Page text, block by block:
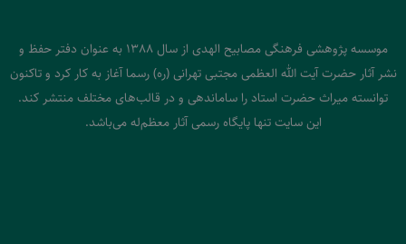
موسسه پژوهشی فرهنگی مصابیح الهدی از سال 1388 به عنوان دفتر حفظ و
نشر آثار حضرت آیت الله العظمی مجتبی تهرانی (ره) رسما آغاز به کار کرد و تاکنون
توانسته میراث حضرت استاد را ساماندهی و در قالب‌های مختلف منتشر کند.
این سایت تنها پایگاه رسمی آثار معظم‌له می‌باشد.